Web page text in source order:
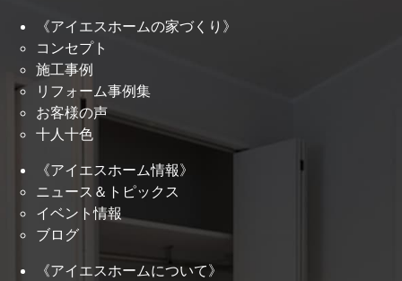
《アイエスホームの家づくり》
コンセプト
施工事例
リフォーム事例集
お客様の声
十人十色
《アイエスホーム情報》
ニュース＆トピックス
イベント情報
ブログ
《アイエスホームについて》